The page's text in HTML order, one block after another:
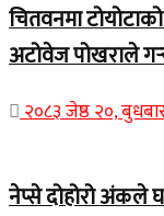
चितवनमा
अटोवेज पोखराले
२०८३ जेष्ठ २०,
नेप्से दोहोरो अंकले